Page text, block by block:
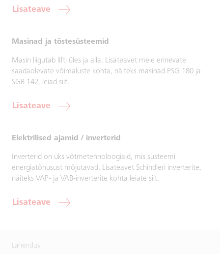
Lisateave
Masinad ja tõstesüsteemid
Masin liigutab lifti üles ja alla. Lisateavet meie erinevate
saadaolevate võimaluste kohta, näiteks masinad PSG 180 ja
SGB 142, leiad siit.
Lisateave
Elektrilised ajamid / inverterid
Inverterid on üks võtmetehnoloogiaid, mis süsteemi
energiatõhusust mõjutavad. Lisateavet Schindleri inverterite,
näiteks VAP- ja VAB-inverterite kohta leiate siit.
Lisateave
Lahendusi